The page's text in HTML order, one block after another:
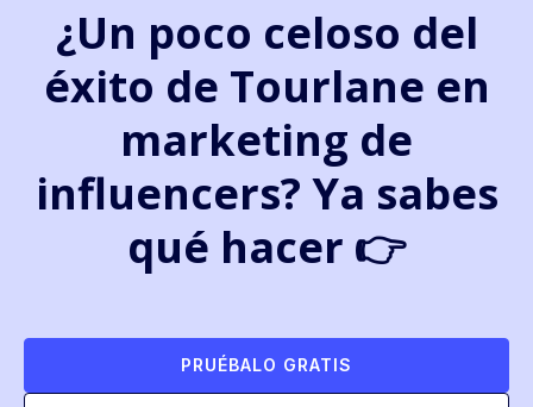
¿Un poco celoso del
éxito de Tourlane en
marketing de
influencers? Ya sabes
qué hacer 👉
PRUÉBALO GRATIS